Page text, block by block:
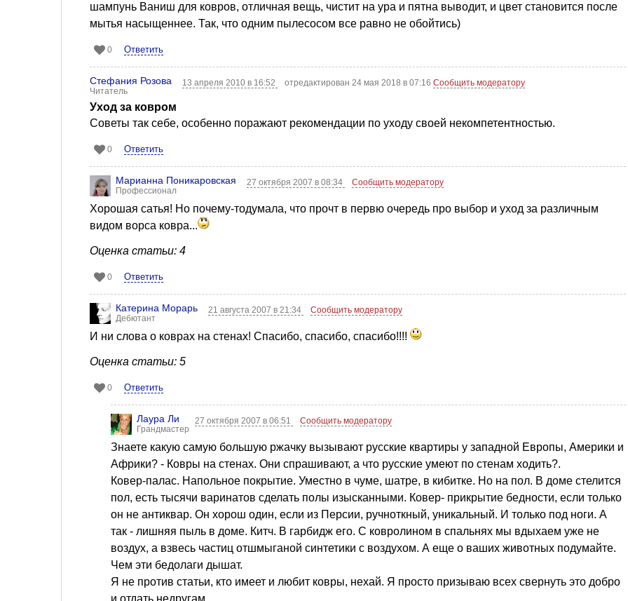
шампунь Ваниш для ковров, отличная вещь, чистит на ура и пятна выводит, и цвет становится после
мытья насыщеннее. Так, что одним пылесосом все равно не обойтись)
0 Ответить
Стефания Розова
Читатель
13 апреля 2010 в 16:52 отредактирован 24 мая 2018 в 07:16Сообщить модератору
Уход за ковром
Советы так себе, особенно поражают рекомендации по уходу своей некомпетентностью.
0 Ответить
Марианна Поникаровская
Профессионал
27 октября 2007 в 08:34 Сообщить модератору
Хорошая сатья! Но почему-тодумала, что прочт в первю очередь про выбор и уход за различным
видом ворса ковра...
Оценка статьи: 4
0 Ответить
Катерина Морарь
Дебютант
21 августа 2007 в 21:34 Сообщить модератору
И ни слова о коврах на стенах! Спасибо, спасибо, спасибо!!!!
Оценка статьи: 5
0 Ответить
Лаура Ли
Грандмастер
27 октября 2007 в 06:51 Сообщить модератору
Знаете какую самую большую ржачку вызывают русские квартиры у западной Европы, Америки и
Африки? - Ковры на стенах. Они спрашивают, а что русские умеют по стенам ходить?.
Ковер-палас. Напольное покрытие. Уместно в чуме, шатре, в кибитке. Но на пол. В доме стелится
пол, есть тысячи варинатов сделать полы изысканными. Ковер- прикрытие бедности, если только
он не антиквар. Он хорош один, если из Персии, ручноткный, уникальный. И только под ноги. А
так - лишняя пыль в доме. Китч. В гарбидж его. С ковролином в спальнях мы вдыхаем уже не
воздух, а взвесь частиц отшмыганой синтетики с воздухом. А еще о ваших животных подумайте.
Чем эти бедолаги дышат.
Я не против статьи, кто имеет и любит ковры, нехай. Я просто призываю всех свернуть это добро